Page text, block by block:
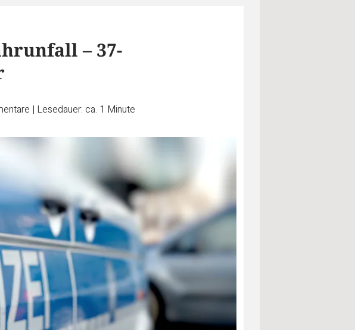
– 37-
| Lesedauer: ca. 1 Minute